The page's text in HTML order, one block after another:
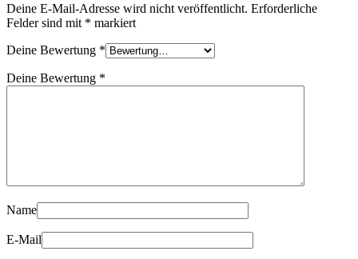
Deine E-Mail-Adresse wird nicht veröffentlicht. Erforderliche
Felder sind mit * markiert
Deine Bewertung *
Deine Bewertung *
Name
E-Mail